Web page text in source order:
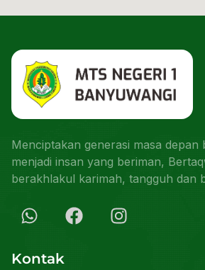
Menciptakan generasi masa depan
menjadi insan yang beriman,
berakhlakul karimah, tangguh dan
Kontak